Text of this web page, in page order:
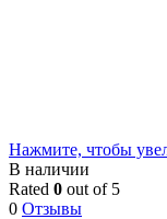
Нажмите, чтобы
В наличии
Rated 0 out of 5
0 Отзывы